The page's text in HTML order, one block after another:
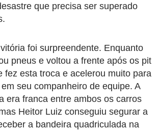
que precisa ser superado
foi surpreendente. Enquanto
pneus e voltou a frente após os pit
fez esta troca e acelerou muito para
seu companheiro de equipe. A
era franca entre ambos os carros
Heitor Luiz conseguiu segurar a
a bandeira quadriculada na